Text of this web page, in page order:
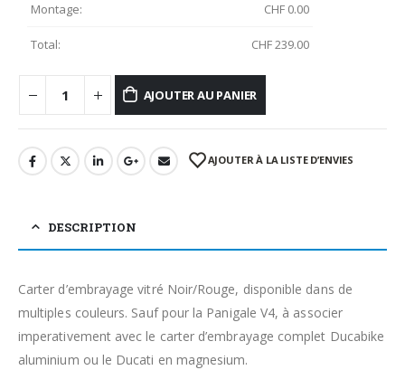
Montage: CHF 0.00
Total: CHF239.00
AJOUTER AU PANIER
AJOUTER À LA LISTE D’ENVIES
DESCRIPTION
Carter d’embrayage vitré Noir/Rouge, disponible dans de
multiples couleurs. Sauf pour la Panigale V4, à associer
imperativement avec le carter d’embrayage complet Ducabike
aluminium ou le Ducati en magnesium.